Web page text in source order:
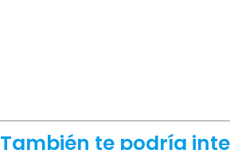
También te podría